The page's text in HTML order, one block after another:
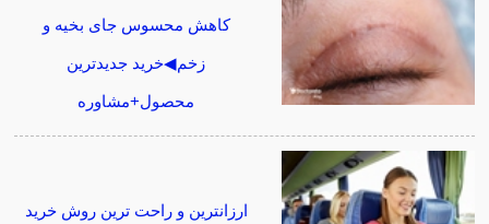
کاهش محسوس جای بخیه و
زخم◀خرید جدیدترین
محصول+مشاوره
ارزانترین و راحت ترین روش خرید